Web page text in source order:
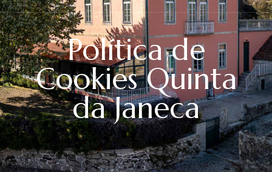
Política de
Cookies Quinta
da Janeca